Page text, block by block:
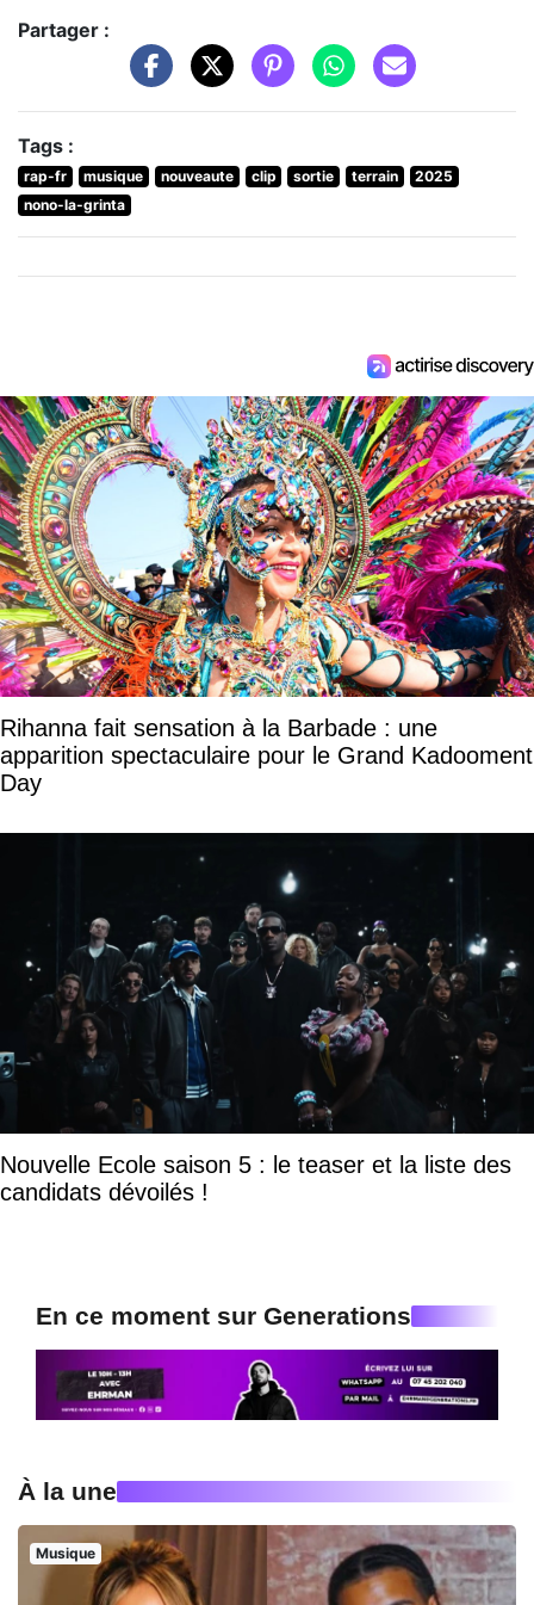
Partager :
Tags :
rap-fr musique nouveaute clip sortie terrain
2025
nono-la-grinta
Rihanna fait sensation à la Barbade : une
apparition spectaculaire pour le Grand Kadooment
Day
Nouvelle Ecole saison 5 : le teaser et la liste des
candidats dévoilés !
En ce moment sur Generations
À la une
Musique